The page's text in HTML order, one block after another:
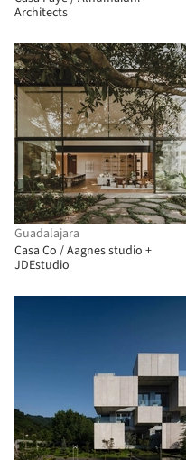
Architects
Guadalajara
Casa Co / Aagnes studio +
JDEstudio